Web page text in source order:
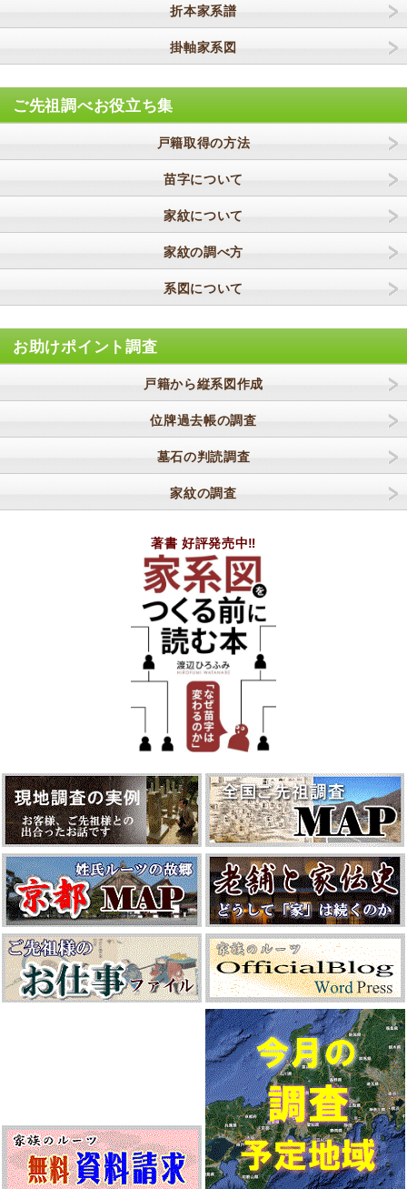
折本家系譜
掛軸家系図
ご先祖調べお役立ち集
戸籍取得の方法
苗字について
家紋について
家紋の調べ方
系図について
お助けポイント調査
戸籍から縦系図作成
位牌過去帳の調査
墓石の判読調査
家紋の調査
著書 好評発売中‼